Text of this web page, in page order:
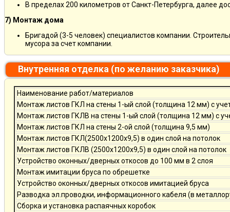
В пределах 200 километров от Санкт-Петербурга, далее
7) Монтаж дома
Бригадой (3-5 человек) специалистов компании.
мусора за счет компании.
Внутренняя отделка (по желанию заказчика)
Наименование работ/материалов
Монтаж листов ГКЛ на стены 1-ый слой (толщина 12 мм) с
Монтаж листов ГКЛВ на стены 1-ый слой (толщина 12 мм) с
Монтаж листов ГКЛ на стены 2-ой слой (толщина 9,5 мм)
Монтаж листов ГКЛ(2500х1200х9,5) в один слой на потолок
Монтаж листов ГКЛВ (2500х1200х9,5) в один слой на потолок
Устройство оконных/дверных откосов до 100 мм в 2 слоя
Монтаж имитации бруса по обрешетке
Устройство оконных/дверных откосов имитацией бруса
Разводка эл.проводки, информационного кабеля (в
Сборка и установка распаячных коробок